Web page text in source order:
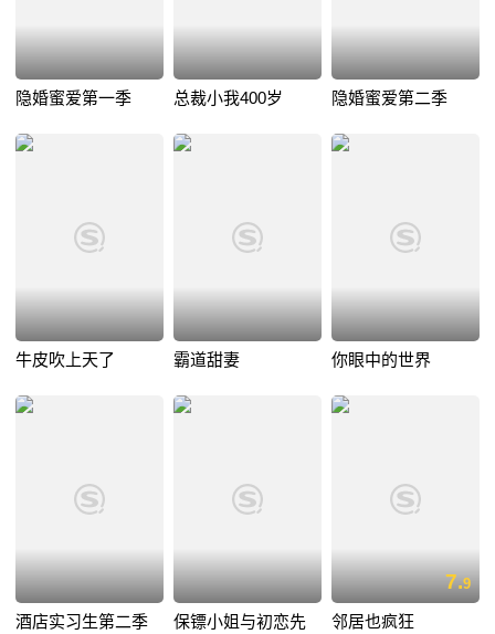
隐婚蜜爱第一季 总裁小我400岁 隐婚蜜爱第二季
牛皮吹上天了 霸道甜妻 你眼中的世界
酒店实习生第二季
保镖小姐与初恋先
7.9
邻居也疯狂